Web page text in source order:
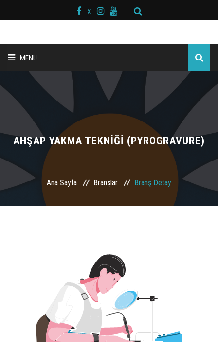
X
MENU
ANA SAYFA
BAŞKAN MESAJI
HAKKIMIZDA
KURS MERKEZLERİ
BRANŞLAR
AHŞAP YAKMA TEKNİĞİ (PYROGRAVURE)
Ana Sayfa Branşlar Branş Detay